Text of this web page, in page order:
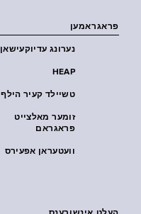
פראגראמען
נערונג עדיוקעישאן
HEAP
טשיילד קעיר הילף
זומער מאלצייט
פראגראם
וועטעראן אפעירס